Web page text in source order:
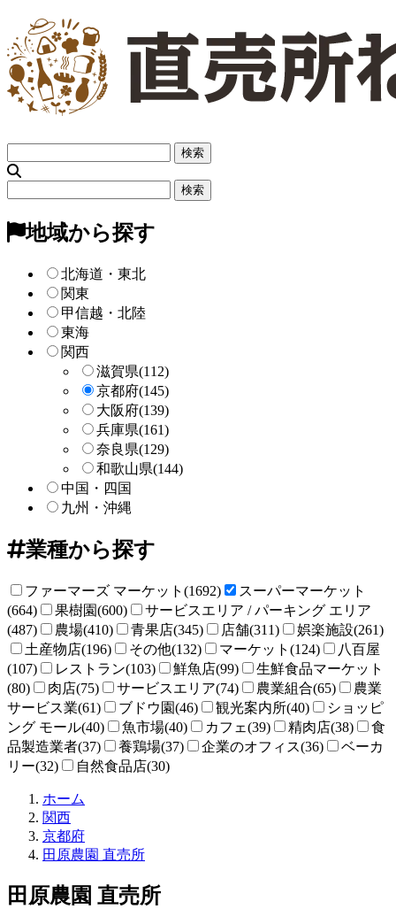
リ
索
ー
検
地域から探す
北海道・東北
関東
甲信越・北陸
東海
関西
滋賀県(112)
京都府(145)
大阪府(139)
兵庫県(161)
奈良県(129)
和歌山県(144)
中国・四国
九州・沖縄
業種から探す
ファーマーズ マーケット(1692)
スーパーマーケット
(664)
果樹園(600)
サービスエリア / パーキング エリア
(487)
農場(410) 青果店(345) 店舗(311)
娯楽施設(261)
土産物店(196)
その他(132) マーケット(124)
八百屋
(107)
レストラン(103) 鮮魚店(99)
生鮮食品マーケット
(80)
肉店(75) サービスエリア(74) 農業組合(65)
農業
サービス業(61)
ブドウ園(46) 観光案内所(40)
ショッピ
ング モール(40)
魚市場(40) カフェ(39) 精肉店(38)
食
品製造業者(37)
養鶏場(37) 企業のオフィス(36)
ベーカ
リー(32)
自然食品店(30)
ホーム
所
ね
と
関西
京都府
田原農園 直売所
田原農園 直売所